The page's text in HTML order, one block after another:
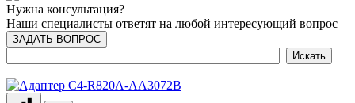
Нужна консультация?
Наши специалисты ответят на любой интересующий вопрос
ЗАДАТЬ ВОПРОС